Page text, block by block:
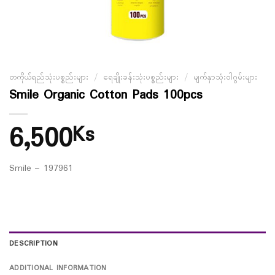
တကိုယ်ရည်သုံးပစ္စည်းများ / ရေချိုးခန်းသုံးပစ္စည်းများ / မျက်နှာသုံးဝါဂွမ်းများ
Smile Organic Cotton Pads 100pcs
6,500Ks
Smile – 197961
DESCRIPTION
ADDITIONAL INFORMATION